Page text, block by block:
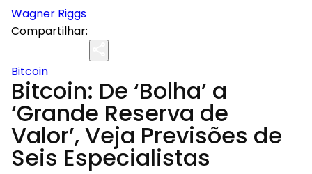
Wagner Riggs
Compartilhar:
Bitcoin
Bitcoin: De ‘Bolha’ a
‘Grande Reserva de
Valor’, Veja Previsões de
Seis Especialistas